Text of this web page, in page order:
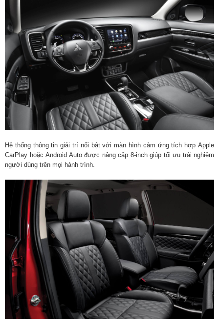
Hệ thống thông tin giải trí nổi bật với màn hình cảm ứng tích hợp Apple
CarPlay hoặc Android Auto được nâng cấp 8-inch giúp tối ưu trải nghiệm
người dùng trên mọi hành trình.